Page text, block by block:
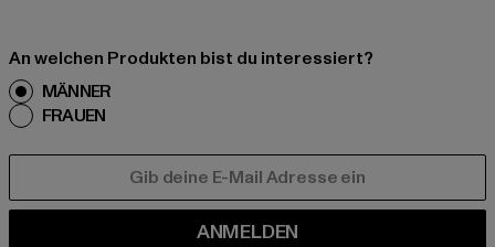
An welchen Produkten bist du interessiert?
MÄNNER
FRAUEN
ANMELDEN